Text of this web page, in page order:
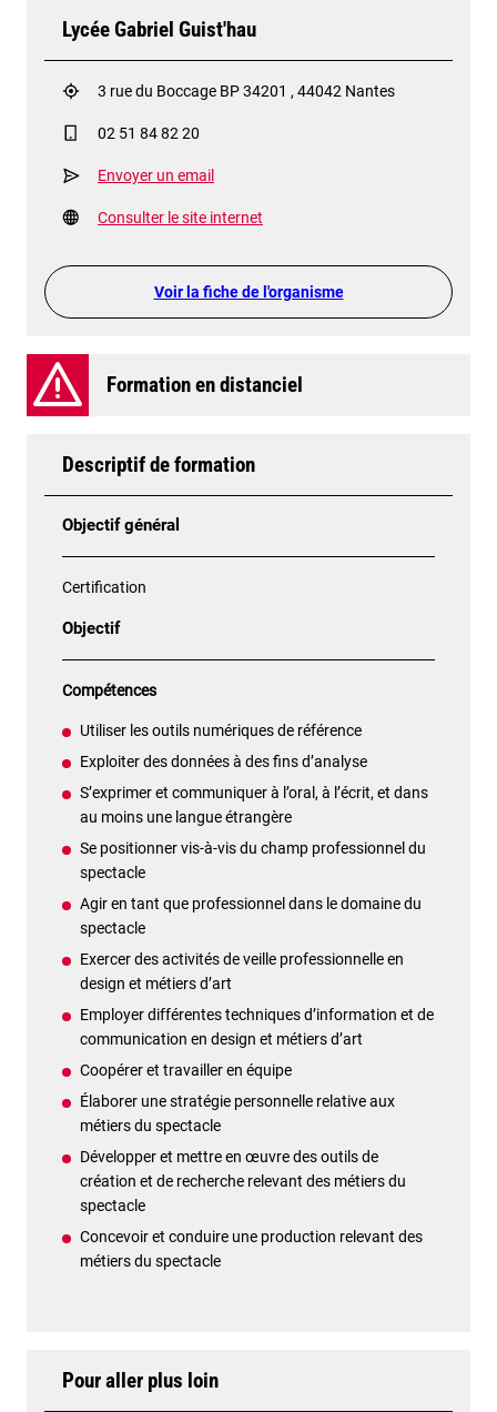
Lycée Gabriel Guist'hau
3 rue du Boccage BP 34201 , 44042 Nantes
02 51 84 82 20
Envoyer un email
Consulter le site internet
Voir la fiche de l'organisme
Formation en distanciel
Descriptif de formation
Objectif général
Certification
Objectif
Compétences
Utiliser les outils numériques de référence
Exploiter des données à des fins d’analyse
S’exprimer et communiquer à l’oral, à l’écrit, et dans
au moins une langue étrangère
Se positionner vis-à-vis du champ professionnel du
spectacle
Agir en tant que professionnel dans le domaine du
spectacle
Exercer des activités de veille professionnelle en
design et métiers d’art
Employer différentes techniques d’information et de
communication en design et métiers d’art
Coopérer et travailler en équipe
Élaborer une stratégie personnelle relative aux
métiers du spectacle
Développer et mettre en œuvre des outils de
création et de recherche relevant des métiers du
spectacle
Concevoir et conduire une production relevant des
métiers du spectacle
Pour aller plus loin